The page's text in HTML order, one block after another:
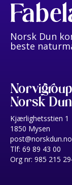
Norsk Dun
beste
Norvigroup
Norsk Dun
Kjærlighetsstien 1
1850 Mysen
post@norskdun.no
Tlf: 69 89 43 00
Org nr: 985 215